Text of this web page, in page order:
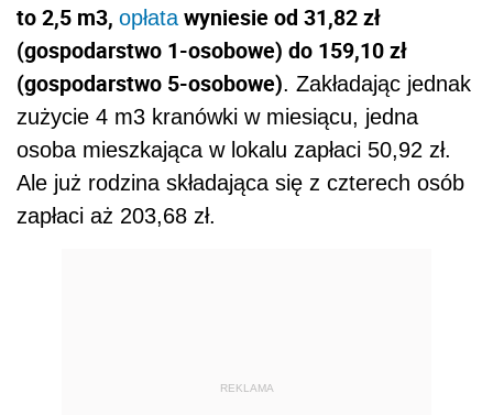
to 2,5 m3, opłatawyniesie od 31,82 zł
(gospodarstwo 1-osobowe) do 159,10 zł
(gospodarstwo 5-osobowe). Zakładając jednak
zużycie 4 m3 kranówki w miesiącu, jedna
osoba mieszkająca w lokalu zapłaci 50,92 zł.
Ale już rodzina składająca się z czterech osób
zapłaci aż 203,68 zł.
REKLAMA